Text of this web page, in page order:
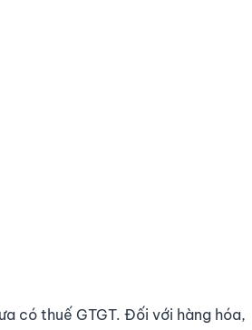
có thuế GTGT. Đối với hàng hóa,